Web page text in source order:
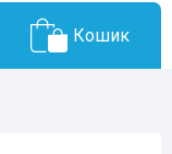
Кошик